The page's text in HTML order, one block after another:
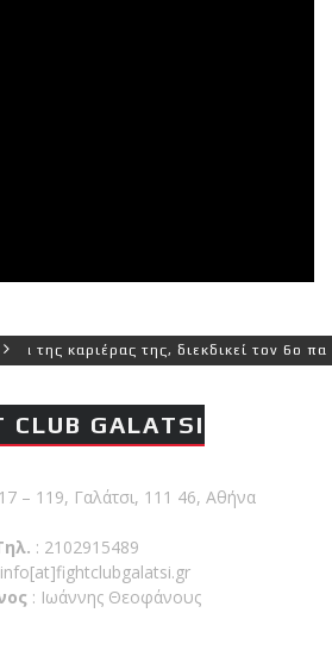
καριέρας της, διεκδικεί τον 6ο
CLUB GALATSI
– 119, Γαλάτσι, 111 46, Αθήνα
: 2102915489
info[at]fightclubgalatsi.gr
: Ιωάννης Θεοφάνους